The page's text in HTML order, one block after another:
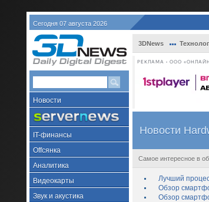
Сегодня 07 августа 2026
Новости
IT-финансы
Offсянка
Аналитика
Видеокарты
Звук и акустика
3DNews
РЕКЛАМА • ООО
Новости
Самое интересное в
Лучший
Обзор
Обзор